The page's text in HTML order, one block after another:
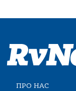
ПРО НАС